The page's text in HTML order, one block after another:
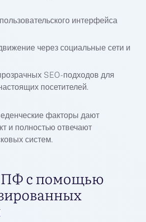
интерфейса
через социальные сети и
SEO-подходов для
посетителей.
факторы дают
и полностью отвечают
систем.
ПФ с помощью